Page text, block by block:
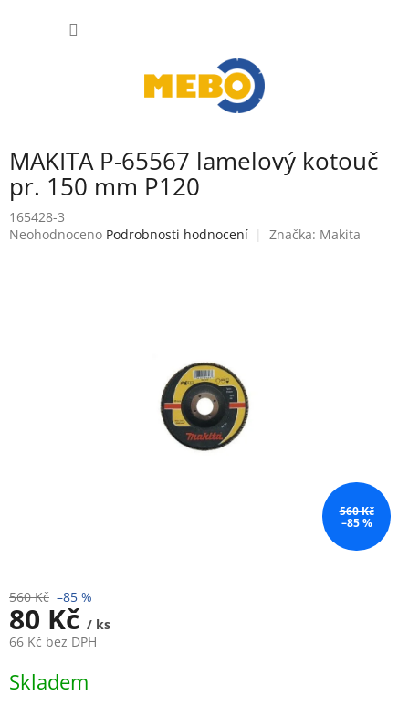
MAKITA P-65567 lamelový kotouč
pr. 150 mm P120
165428-3
Průměrné
Neohodnoceno Podrobnosti hodnocení Značka: Makita
560 Kč
–85 %
560 Kč –85 %
80 Kč / ks
66 Kč bez DPH
cena:
Skladem